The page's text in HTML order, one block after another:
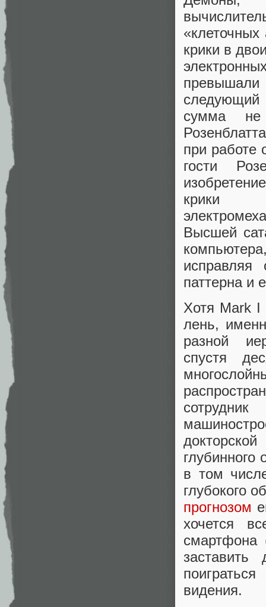
крики в
превышали
сумма не
при работе
гости
крики
Высшей
исправляя
паттерна и
Хотя Mark I
лень,
разной
спустя
глубинного
в том
глубокого
прогнозом
хочется
смартфона
заставить
видения.